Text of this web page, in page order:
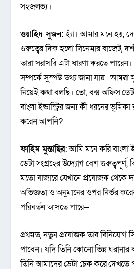
সহজলভ্য।
ওয়াহিদ সুজন: হ্যাঁ। আমার মনে হয়,
গুরুত্বের দিক হলো সিনেমার বাজেট,
তারা সরাসরি এটা ধারণা করতে পারেন।
সম্পর্কে সুস্পষ্ট তথ্য জানা যায়। আমরা
নিয়েই কথা বলছি। তো, বক্স অফিস
বাংলা ইন্ডাস্ট্রির জন্য কী ধরনের
করেন আপনি?
ফাহিম মুন্তাছির: আমি মনে করি বাংলা
ডেটা সংগ্রহের উদ্যোগ বেশ
মতো বাজারে যেখানে প্রযোজক থেকে
অভিজ্ঞতা ও অনুমানের ওপর নির্ভর
পরিবর্তন আসতে পারে—
প্রথমত, নতুন প্রযোজক তার বিনিয়োগ
পাবেন। যদি তিনি কোনো ভিন্ন ঘরানার
তিনি আমাদের ডেটা চেক করে দেখতে